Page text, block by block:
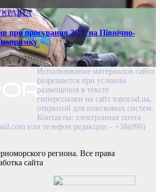
про просування ЗСУ на Північно-
Использование материалов сайта
разрешается при условии
размещения в тексте
гиперссылки на сайт topor.od.ua,
открытой для поисковых систем.
Контакты: электронная почта
или телефон редакции – +38(096)
региона. Все права
сайта